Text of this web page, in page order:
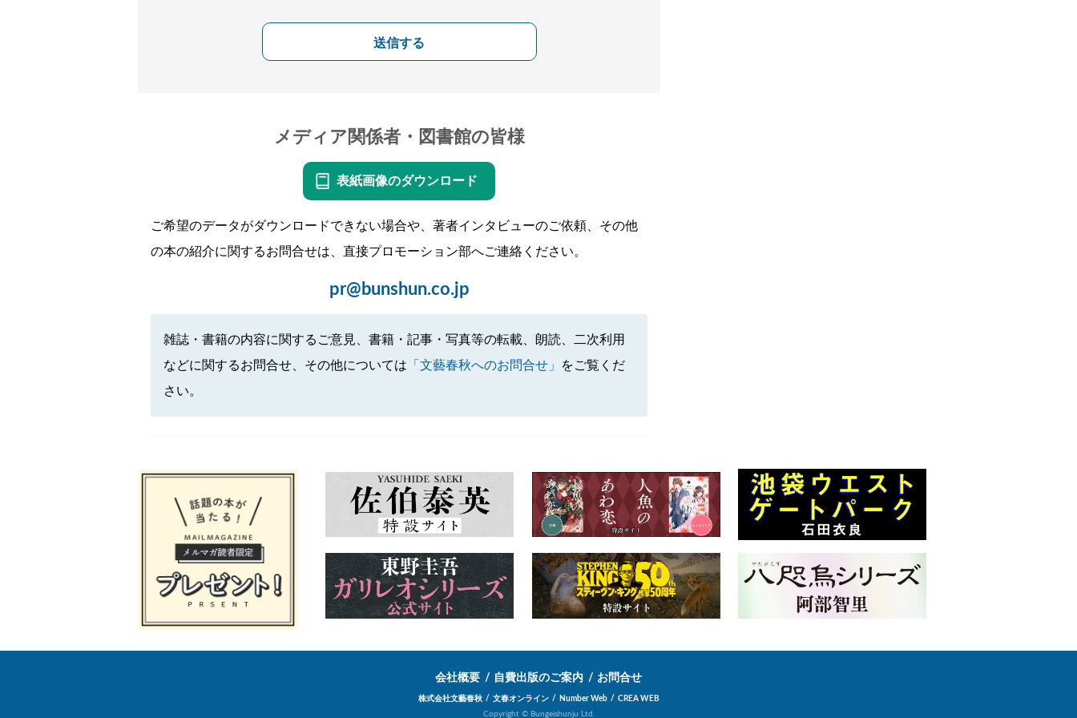
送信する
メディア関係者・図書館の皆様
表紙画像のダウンロード
ご希望のデータがダウンロードできない場合や、著者インタビューのご依頼、その他
の本の紹介に関するお問合せは、直接プロモーション部へご連絡ください。
pr@bunshun.co.jp
雑誌・書籍の内容に関するご意見、書籍・記事・写真等の転載、朗読、二次利用
などに関するお問合せ、その他については 「文藝春秋へのお問合せ」
をご覧くだ
さい。
会社概要 自費出版のご案内 お問合せ
株式会社文藝春秋 文春オンライン Number Web
CREA WEB
Copyright © Bungeishunju Ltd.